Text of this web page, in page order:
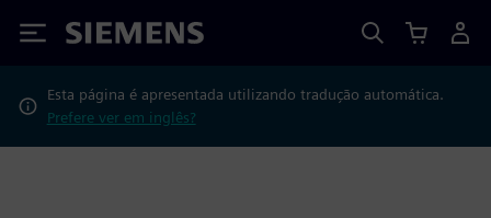
Siemens
Esta página é apresentada utilizando tradução automática.
Prefere ver em inglês?